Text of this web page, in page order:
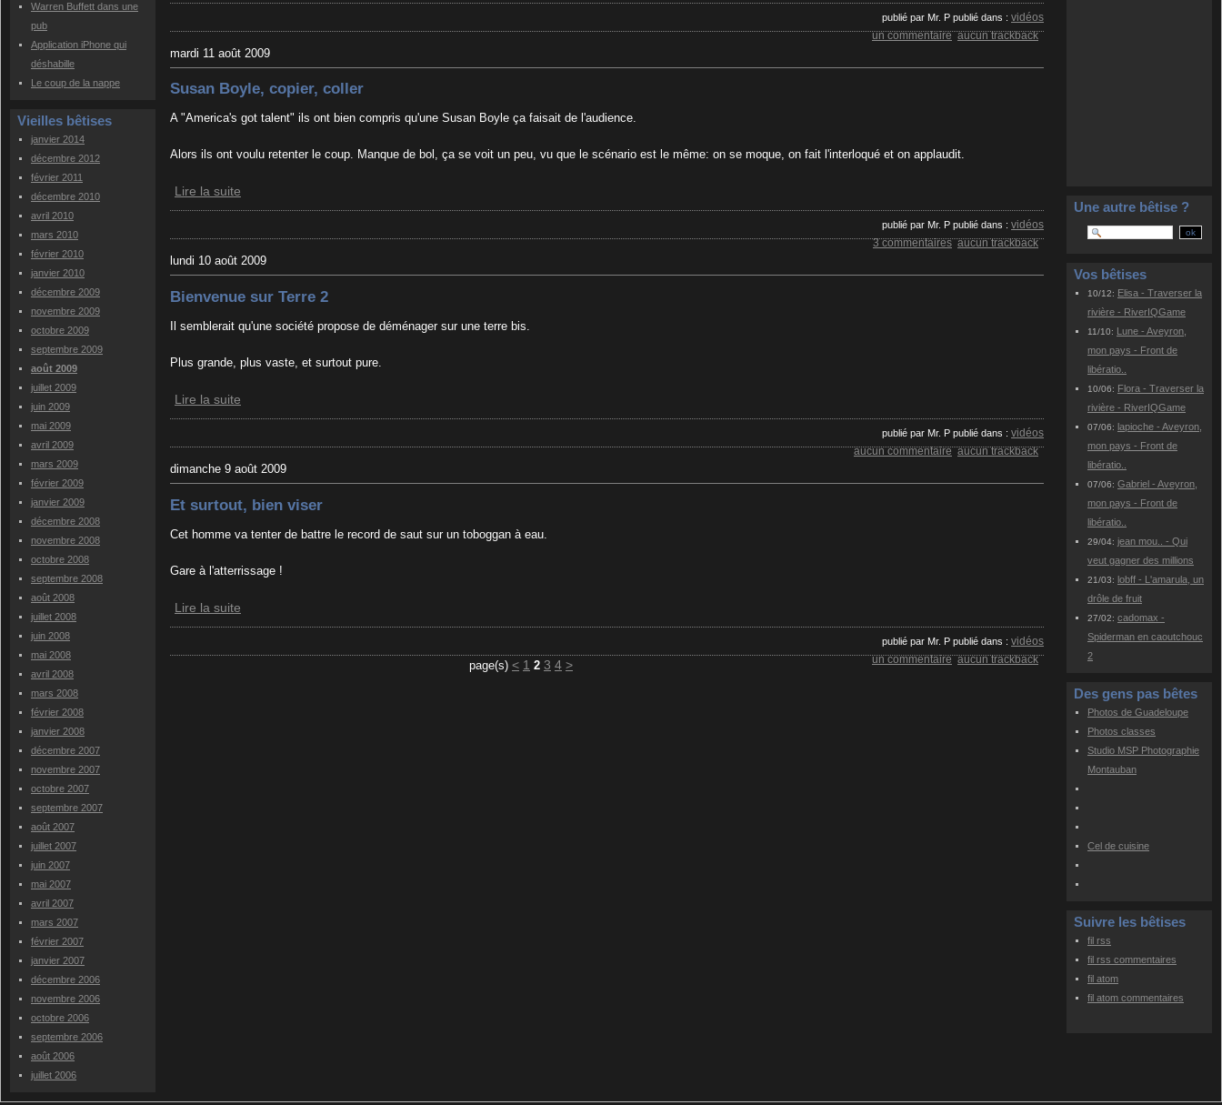
Warren Buffett dans une
pub
Application iPhone qui
déshabille
Le coup de la nappe
Vieilles bêtises
janvier 2014
décembre 2012
février 2011
décembre 2010
avril 2010
mars 2010
février 2010
janvier 2010
décembre 2009
novembre 2009
octobre 2009
septembre 2009
août 2009
juillet 2009
juin 2009
mai 2009
avril 2009
mars 2009
février 2009
janvier 2009
décembre 2008
novembre 2008
octobre 2008
septembre 2008
août 2008
juillet 2008
juin 2008
mai 2008
avril 2008
mars 2008
février 2008
janvier 2008
décembre 2007
novembre 2007
octobre 2007
septembre 2007
août 2007
juillet 2007
juin 2007
mai 2007
avril 2007
mars 2007
février 2007
janvier 2007
décembre 2006
novembre 2006
octobre 2006
septembre 2006
août 2006
juillet 2006
publié par Mr. P publié dans : vidéos
un commentaire aucun trackback
mardi 11 août 2009
Susan Boyle, copier, coller
A "America's got talent" ils ont bien compris qu'une Susan Boyle ça faisait de l'audience.
Alors ils ont voulu retenter le coup. Manque de bol, ça se voit un peu, vu que le scénario est le même: on se moque, on fait l'interloqué et on applaudit.
Lire la suite
publié par Mr. P publié dans : vidéos
3 commentaires aucun trackback
lundi 10 août 2009
Bienvenue sur Terre 2
Il semblerait qu'une société propose de déménager sur une terre bis.
Plus grande, plus vaste, et surtout pure.
Lire la suite
publié par Mr. P publié dans : vidéos
aucun commentaire aucun trackback
dimanche 9 août 2009
Et surtout, bien viser
Cet homme va tenter de battre le record de saut sur un toboggan à eau.
Gare à l'atterrissage !
Lire la suite
publié par Mr. P publié dans : vidéos
un commentaire aucun trackback
page(s) < 1 2 3 4 >
Une autre bêtise ?
Vos bêtises
10/12: Elisa - Traverser la
rivière - RiverIQGame
11/10: Lune - Aveyron,
mon pays - Front de
libératio..
10/06: Flora - Traverser la
rivière - RiverIQGame
07/06: lapioche - Aveyron,
mon pays - Front de
libératio..
07/06: Gabriel - Aveyron,
mon pays - Front de
libératio..
29/04: jean mou.. - Qui
veut gagner des millions
21/03: lobff - L'amarula, un
drôle de fruit
27/02: cadomax -
Spiderman en caoutchouc
2
Des gens pas bêtes
Photos de Guadeloupe
Photos classes
Studio MSP Photographie
Montauban
Cel de cuisine
Suivre les bêtises
fil rss
fil rss commentaires
fil atom
fil atom commentaires